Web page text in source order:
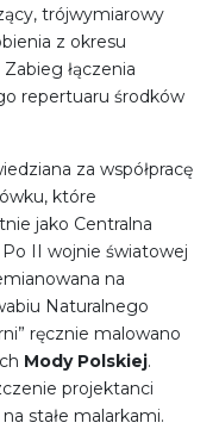
trójwymiarowy
z okresu
łączenia
repertuaru środków
za współpracę
które
jako Centralna
II wojnie światowej
na
Naturalnego
ręcznie malowano
Mody Polskiej.
projektanci
stałe malarkami.